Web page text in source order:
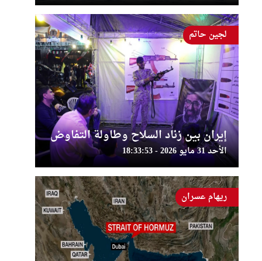
إيران بين زناد السلاح وطاولة التفاوض
الأحد 31 مايو 2026 - 18:33:53
لجين حاتم
ريهام عسران